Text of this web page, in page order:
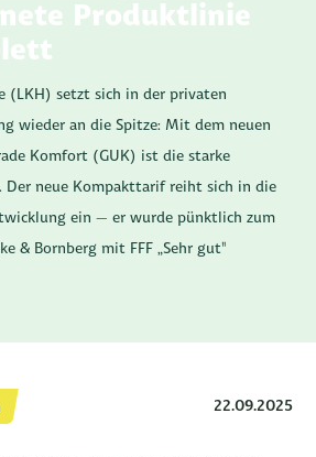
Produktlinie
(LKH) setzt sich in der privaten
wieder an die Spitze: Mit dem neuen
Komfort (GUK) ist die starke
neue Kompakttarif reiht sich in die
ein – er wurde pünktlich zum
& Bornberg mit FFF „Sehr gut"
22.09.2025